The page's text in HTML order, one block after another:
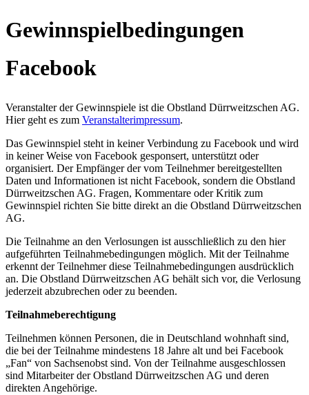
Gewinnspielbedingungen
Facebook
Veranstalter der Gewinnspiele ist die Obstland Dürrweitzschen AG.
Hier geht es zum Veranstalterimpressum.
Das Gewinnspiel steht in keiner Verbindung zu Facebook und wird
in keiner Weise von Facebook gesponsert, unterstützt oder
organisiert. Der Empfänger der vom Teilnehmer bereitgestellten
Daten und Informationen ist nicht Facebook, sondern die Obstland
Dürrweitzschen AG. Fragen, Kommentare oder Kritik zum
Gewinnspiel richten Sie bitte direkt an die Obstland Dürrweitzschen
AG.
Die Teilnahme an den Verlosungen ist ausschließlich zu den hier
aufgeführten Teilnahmebedingungen möglich. Mit der Teilnahme
erkennt der Teilnehmer diese Teilnahmebedingungen ausdrücklich
an. Die Obstland Dürrweitzschen AG behält sich vor, die Verlosung
jederzeit abzubrechen oder zu beenden.
Teilnahmeberechtigung
Teilnehmen können Personen, die in Deutschland wohnhaft sind,
die bei der Teilnahme mindestens 18 Jahre alt und bei Facebook
„Fan“ von Sachsenobst sind. Von der Teilnahme ausgeschlossen
sind Mitarbeiter der Obstland Dürrweitzschen AG und deren
direkten Angehörige.